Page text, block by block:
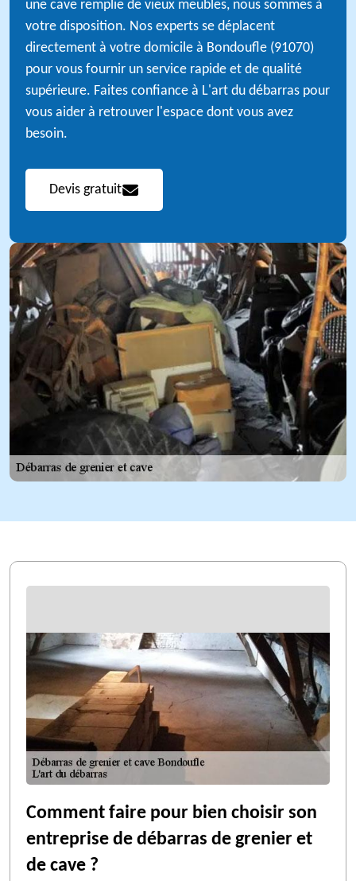
une cave remplie de vieux meubles, nous sommes à
votre disposition. Nos experts se déplacent
directement à votre domicile à Bondoufle (91070)
pour vous fournir un service rapide et de qualité
supérieure. Faites confiance à L'art du débarras pour
vous aider à retrouver l'espace dont vous avez
besoin.
Devis gratuit
Comment faire pour bien choisir son
entreprise de débarras de grenier et
de cave ?